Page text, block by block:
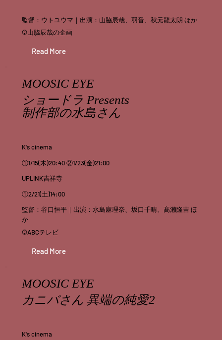
監督：ウトユウマ｜出演：山脇辰哉、羽音、秋元龍太朗 ほか
©山脇辰哉の企画
Read More
MOOSIC EYE
ショードラ Presents
制作部の水島さん
K's cinema
①1/15(木)20:40 ②1/23(金)21:00
UPLINK吉祥寺
①2/21(土)14:00
監督：谷口恒平｜出演：水島麻理奈、坂口千晴、髙瀨隆吉 ほ
か
©ABCテレビ
Read More
MOOSIC EYE
カニバさん 異端の純愛2
K's cinema